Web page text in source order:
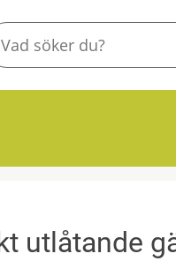
utlåtande